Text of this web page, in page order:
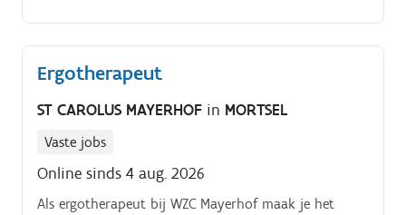
Ergotherapeut
ST CAROLUS MAYERHOF in MORTSEL
Vaste jobs
Online sinds 4 aug. 2026
Als ergotherapeut bij WZC Mayerhof maak je het